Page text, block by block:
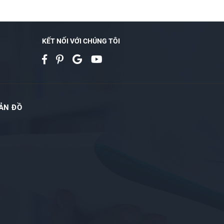
KẾT NỐI VỚI CHÚNG TÔI
ĐỒ